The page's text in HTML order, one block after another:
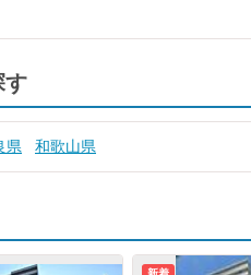
す
県 和歌山県